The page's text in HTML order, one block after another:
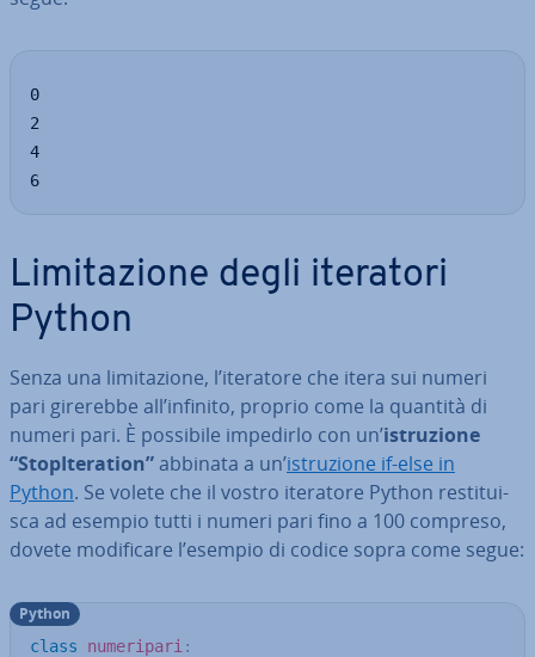
0
2
4
6
Li­mi­ta­zio­ne degli iteratori
Python
Senza una li­mi­ta­zio­ne, l’iteratore che itera sui numeri
pari girerebbe all’infinito, proprio come la quantità di
numeri pari. È possibile impedirlo con un’istru­zio­ne
“Sto­pI­te­ra­tion”abbinata a un’istru­zio­ne if-else in
Python. Se volete che il vostro iteratore Python re­sti­tui­
sca ad esempio tutti i numeri pari fino a 100 compreso,
dovete mo­di­fi­ca­re l’esempio di codice sopra come segue:
class numeripari :
Python